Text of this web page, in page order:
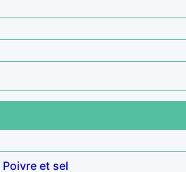
Poivre et sel